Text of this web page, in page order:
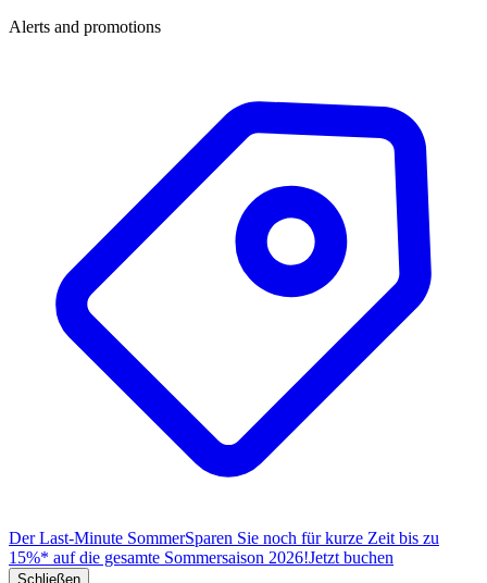
Alerts and promotions
Der Last-Minute SommerSparen Sie noch für kurze Zeit bis zu
15%* auf die gesamte Sommersaison 2026!Jetzt buchen
Schließen